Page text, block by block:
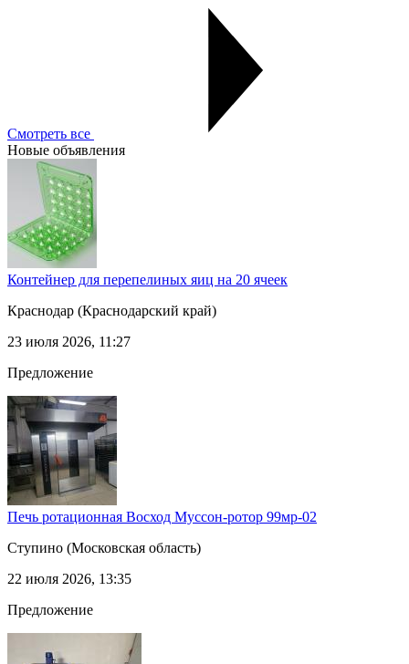
Смотреть все
Новые объявления
Контейнер для перепелиных яиц на 20 ячеек
Краснодар (Краснодарский край)
23 июля 2026, 11:27
Предложение
Печь ротационная Восход Муссон-ротор 99мр-02
Ступино (Московская область)
22 июля 2026, 13:35
Предложение